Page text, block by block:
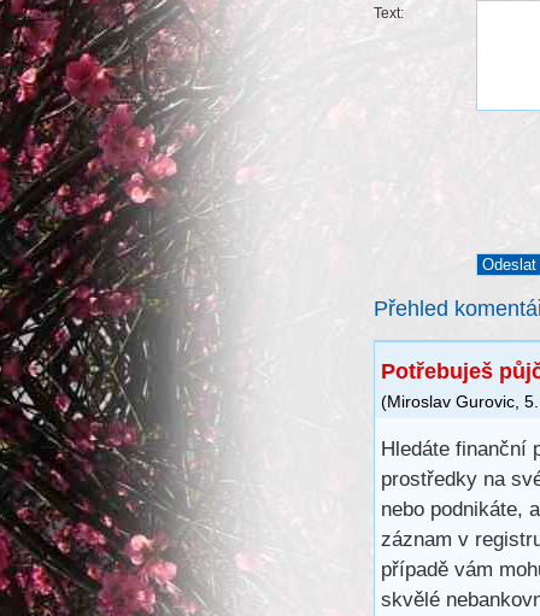
Text:
Přehled
Potřebuješ
(Miroslav Gurovic
Hledáte finanční
prostředky na
nebo podnikáte,
záznam v
případě vám
skvělé